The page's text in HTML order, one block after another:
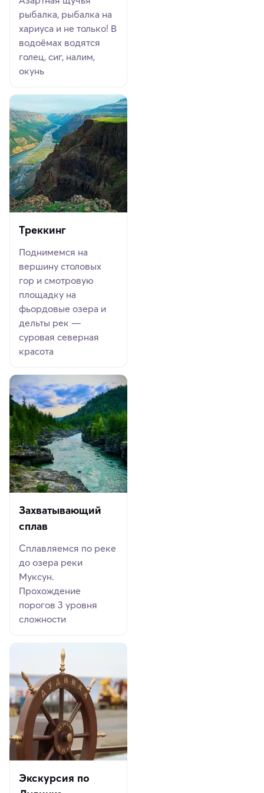
рыбалка, рыбалка на
хариуса и не только! В
водоёмах водятся
голец, сиг, налим,
окунь
Треккинг
Поднимемся на
вершину столовых
гор и смотровую
площадку на
фьордовые озера и
дельты рек —
суровая северная
красота
Захватывающий
сплав
Сплавляемся по реке
до озера реки
Муксун.
Прохождение
порогов 3 уровня
сложности
Экскурсия по